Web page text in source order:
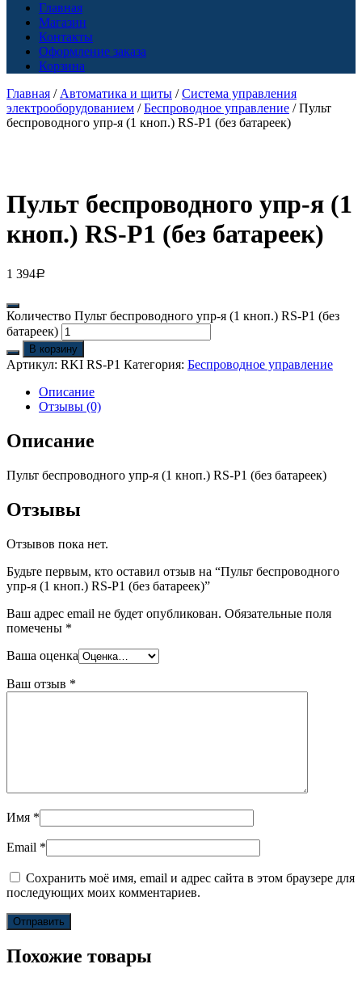
Главная
Магазин
Контакты
Оформление заказа
Корзина
Главная / Автоматика и щиты /Система управления
электрооборудованием /Беспроводное управление / Пульт
беспроводного упр-я (1 кноп.) RS-P1 (без батареек)
Пульт беспроводного упр-я (1
кноп.) RS-P1 (без батареек)
1 394Р
Количество Пульт беспроводного упр-я (1 кноп.) RS-P1 (без
батареек)
В корзину
Артикул: RKI RS-P1 Категория: Беспроводное управление
Описание
Отзывы (0)
Описание
Пульт беспроводного упр-я (1 кноп.) RS-P1 (без батареек)
Отзывы
Отзывов пока нет.
Будьте первым, кто оставил отзыв на “Пульт беспроводного
упр-я (1 кноп.) RS-P1 (без батареек)”
Ваш адрес email не будет опубликован. Обязательные поля
помечены *
Ваша оценка
Ваш отзыв *
Имя *
Email *
Сохранить моё имя, email и адрес сайта в этом браузере для
последующих моих комментариев.
Похожие товары